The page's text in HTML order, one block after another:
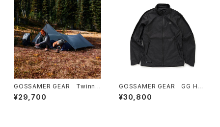
GOSSAMER GEAR Twinn
Tarp ゴッサマーギア
¥29,700
GOSSAMER GEAR GG Hoo
dless Jacket with Dyneem
a®
¥30,800